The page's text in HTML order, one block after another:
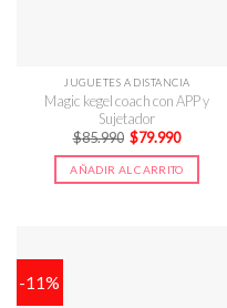
JUGUETES A DISTANCIA
Magic kegel coach con APP y
Sujetador
$85.990 El
precio
original
era:
$85.990.
$79.990El
actual
es:
$79.990.
AÑADIR AL CARRITO
-11%